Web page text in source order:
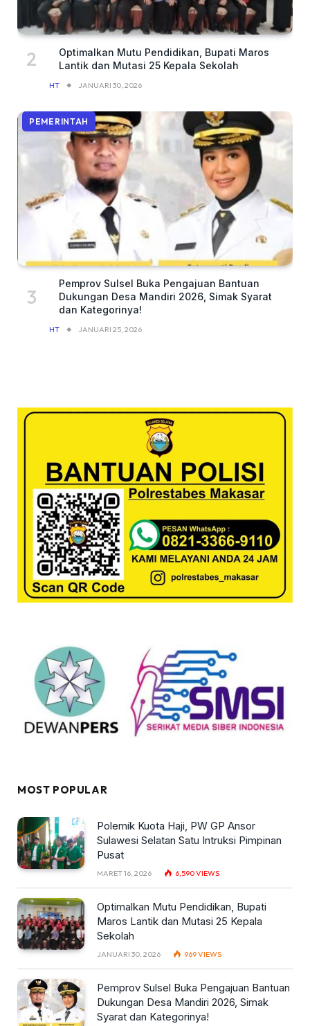
Optimalkan Mutu Pendidikan, Bupati Maros
Lantik dan Mutasi 25 Kepala Sekolah
HT JANUARI 30, 2026
PEMERINTAH
Pemprov Sulsel Buka Pengajuan Bantuan
Dukungan Desa Mandiri 2026, Simak Syarat
dan Kategorinya!
HT JANUARI 25, 2026
MOST POPULAR
Polemik Kuota Haji, PW GP Ansor
Sulawesi Selatan Satu Intruksi Pimpinan
Pusat
MARET 16, 2026 6,590VIEWS
Optimalkan Mutu Pendidikan, Bupati
Maros Lantik dan Mutasi 25 Kepala
Sekolah
JANUARI 30, 2026 969VIEWS
Pemprov Sulsel Buka Pengajuan Bantuan
Dukungan Desa Mandiri 2026, Simak
Syarat dan Kategorinya!